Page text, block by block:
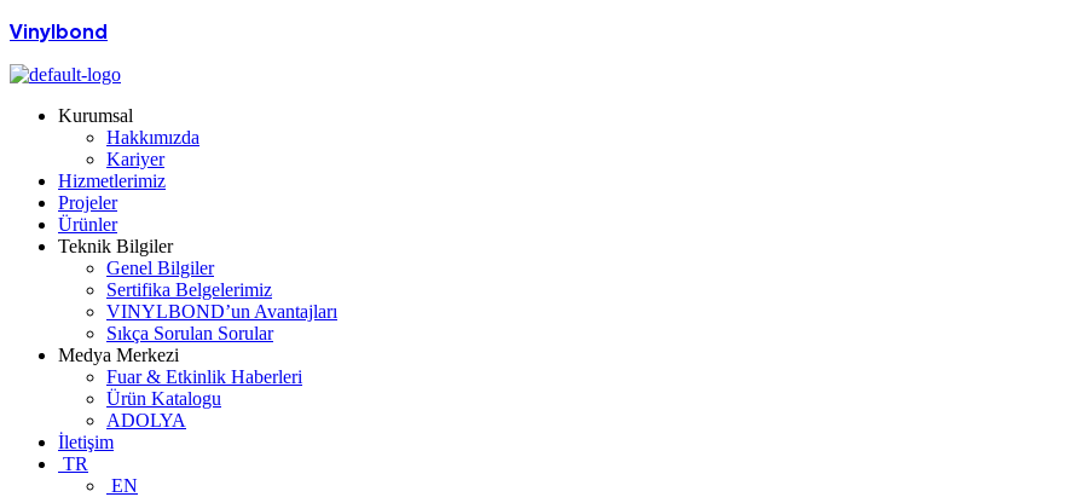
Vinylbond
Kurumsal
Hakkımızda
Kariyer
Hizmetlerimiz
Projeler
Ürünler
Teknik Bilgiler
Genel Bilgiler
Sertifika Belgelerimiz
VINYLBOND’un Avantajları
Sıkça Sorulan Sorular
Medya Merkezi
Fuar & Etkinlik Haberleri
Ürün Katalogu
ADOLYA
İletişim
TR
EN